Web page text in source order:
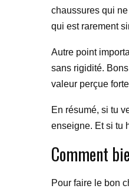
chaussures qui
qui est rarement
Autre point
sans rigidité.
valeur perçue
En résumé, si tu
enseigne. Et si tu
Comment
Pour faire le bon